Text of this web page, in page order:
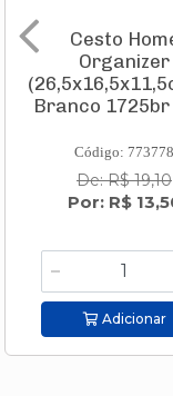
Cesto
Organizer
Branco 1725br
Código: 773778
De: R$ 19,10
Por: R$
Adicionar